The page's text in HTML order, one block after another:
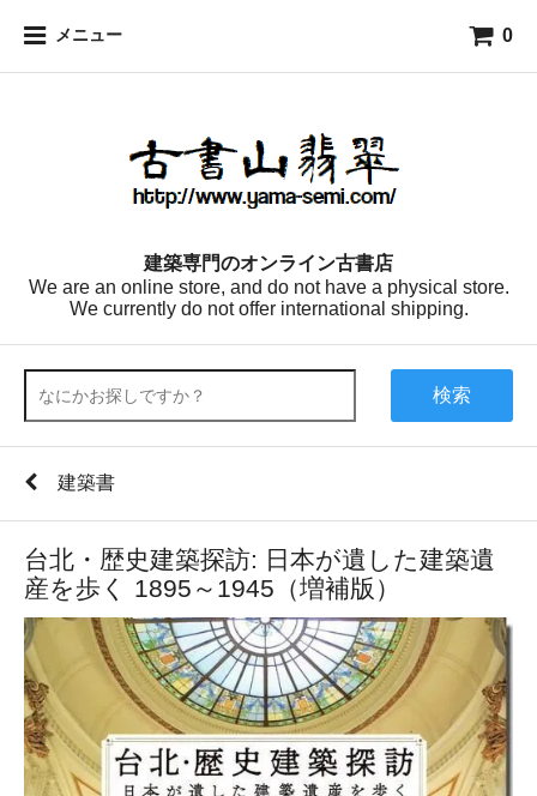
メニュー 0
建築専門のオンライン古書店
We are an online store, and do not have a physical store.
We currently do not offer international shipping.
検索
建築書
台北・歴史建築探訪: 日本が遺した建築遺
産を歩く 1895～1945（増補版）